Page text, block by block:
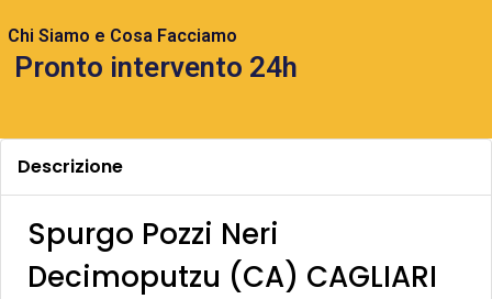
Chi Siamo e Cosa Facciamo
Pronto intervento 24h
Descrizione
Spurgo Pozzi Neri
Decimoputzu (CA) CAGLIARI